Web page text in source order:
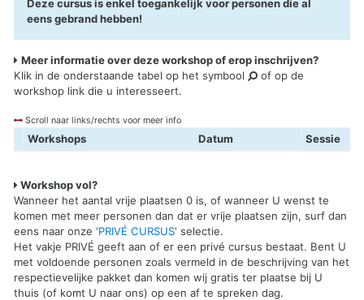
Deze cursus is enkel toegankelijk voor personen die al
eens gebrand hebben!
Meer informatie over deze workshop of erop inschrijven?
Klik in de onderstaande tabel op het symbool
of op de
workshop link die u interesseert.
Scroll naar links/rechts voor meer info
Workshops Datum Sessie
Workshop vol?
Wanneer het aantal vrije plaatsen 0 is, of wanneer U wenst te
komen met meer personen dan dat er vrije plaatsen zijn, surf dan
eens naar onze 'PRIVÉ CURSUS' selectie.
Het vakje PRIVÉ geeft aan of er een privé cursus bestaat. Bent U
met voldoende personen zoals vermeld in de beschrijving van het
respectievelijke pakket dan komen wij gratis ter plaatse bij U
thuis (of komt U naar ons) op een af te spreken dag.